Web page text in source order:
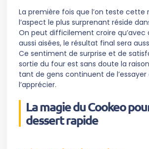
La première fois que l’on teste cette
l’aspect le plus surprenant réside
On peut difficilement croire qu’avec
aussi aisées, le résultat final sera
Ce sentiment de surprise et de
sortie du four est sans doute la
tant de gens continuent de l’essayer
l’apprécier.
La magie du Cookeo
dessert rapide